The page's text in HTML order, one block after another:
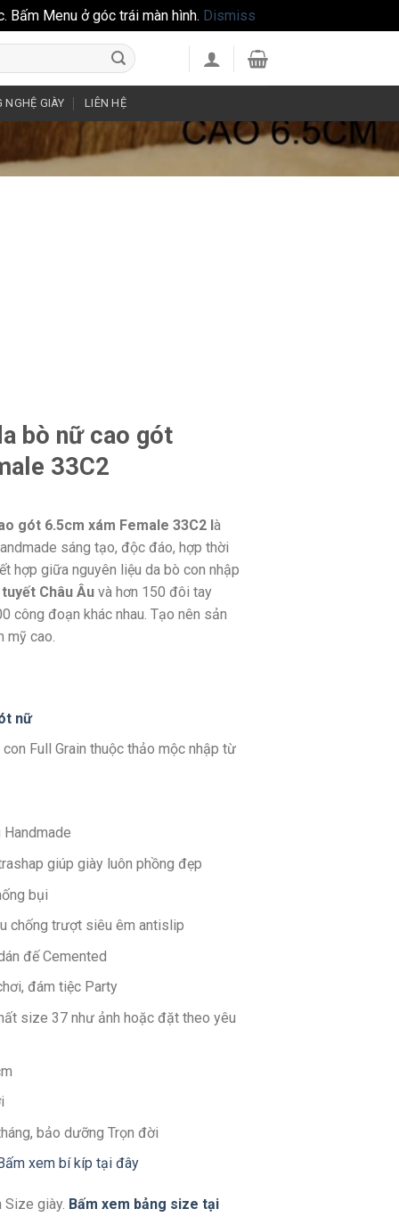
Bấm Menu ở góc trái màn hình. Dismiss
NGHỆ GIÀY LIÊN HỆ
bò nữ cao gót
33C2
gót 6.5cm xám Female 33C2 là
sáng tạo, độc đáo, hợp thời
hợp giữa nguyên liệu da bò con nhập
Châu Âuvà hơn 150 đôi tay
công đoạn khác nhau. Tạo nên sản
mỹ cao.
nữ
Full Grain thuộc thảo mộc nhập từ
giúp giày luôn phồng đẹp
bụi
chống trượt siêu êm antislip
đế Cemented
đám tiệc Party
size 37 như ảnh hoặc đặt theo yêu
bảo dưỡng Trọn đời
xem bí kíp tại đây
Size giày. Bấm xem bảng size tại